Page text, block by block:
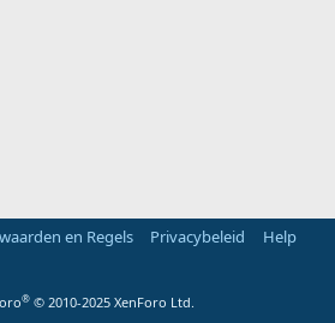
en Regels Privacybeleid
Help
® © 2010-2025 XenForo Ltd.